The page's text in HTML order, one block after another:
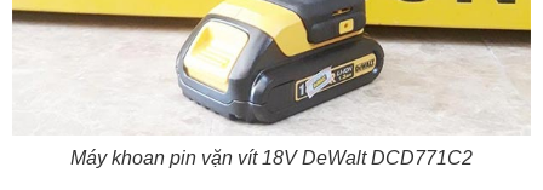
Máy khoan pin vặn vít 18V DeWalt DCD771C2